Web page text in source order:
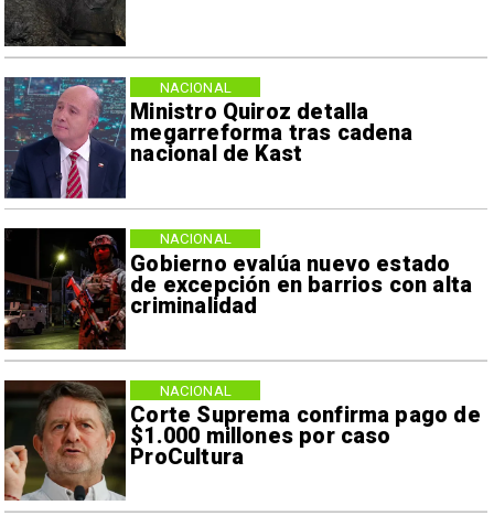
Ministro Quiroz detalla
megarreforma tras cadena
nacional de Kast
NACIONAL
Gobierno evalúa nuevo estado
de excepción en barrios con alta
criminalidad
NACIONAL
Corte Suprema confirma pago de
$1.000 millones por caso
ProCultura
NACIONAL